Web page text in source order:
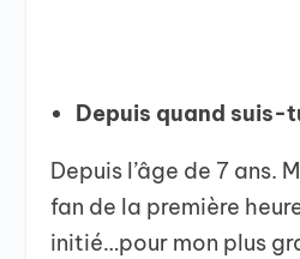
Depuis quand suis-
Depuis l’âge de 7 ans.
fan de la première
initié…pour mon plus